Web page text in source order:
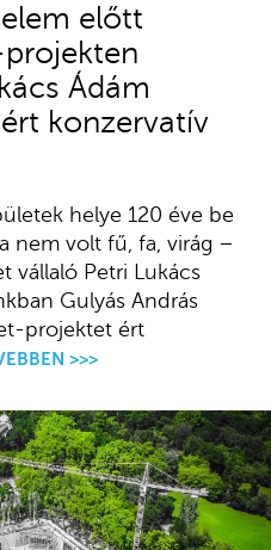
előtt
Ádám
konzervatív
helye 120 éve be
nem volt fű, fa, virág –
vállaló Petri Lukács
Gulyás András
projektet ért
>>>